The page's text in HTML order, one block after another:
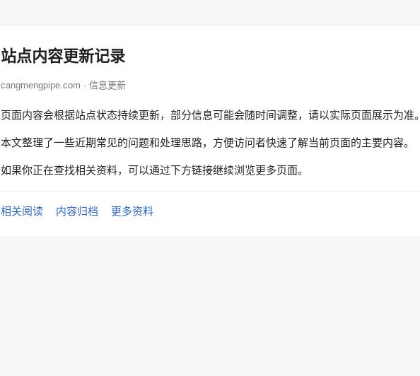
站点内容更新记录
cangmengpipe.com · 信息更新
页面内容会根据站点状态持续更新，部分信息可能会随时间调整，请以实际页面展示为准。
本文整理了一些近期常见的问题和处理思路，方便访问者快速了解当前页面的主要内容。
如果你正在查找相关资料，可以通过下方链接继续浏览更多页面。
相关阅读 内容归档 更多资料